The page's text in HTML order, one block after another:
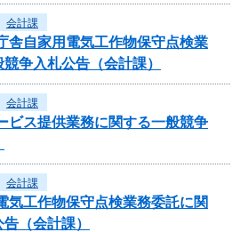
会計課
舎自家用電気工作物保守点検業
争入札公告（会計課）
会計課
ビス提供業務に関する一般競争
会計課
気工作物保守点検業務委託に関
（会計課）